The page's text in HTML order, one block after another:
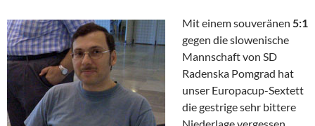
Mit einem souveränen 5:1
gegen die slowenische
Mannschaft von SD
Radenska Pomgrad hat
unser Europacup-Sextett
die gestrige sehr bittere